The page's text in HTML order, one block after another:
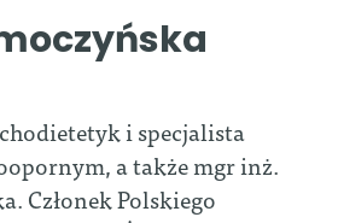
i specjalista
a także mgr inż.
Członek Polskiego